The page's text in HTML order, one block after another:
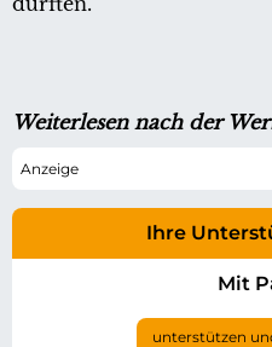
Weiterlesen nach der
Ihre
Mit
unterstützen